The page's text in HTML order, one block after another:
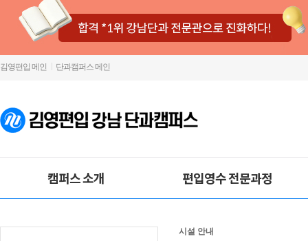
김영편입 메인 단과캠퍼스 메인
캠퍼스 소개 편입영수 전문과정
시설 안내